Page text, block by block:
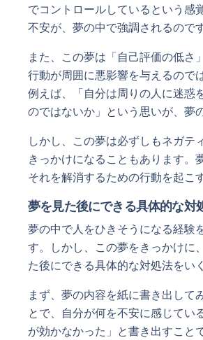
でコントロールしているという感
不安が、夢の中で強調されるのです
また、この夢は「自己評価の低さ
行動が周囲に悪影響を与えるので
例えば、「自分は周りの人に迷惑
のではないか」という思いが、夢
しかし、この夢は必ずしもネガテ
きっかけになることもあります。
それを解消するための行動を起こ
夢を見た後にできる具体的な対
夢の中で人をひきそうになる経験
す。しかし、この夢をきっかけに
た後にできる具体的な対処法をい
まず、夢の内容を紙に書き出して
とで、自分が何を不安に感じてい
が効かなかった」と書き出すこと